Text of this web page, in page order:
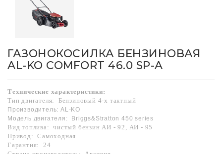
ГАЗОНОКОСИЛКА БЕНЗИНОВАЯ
AL-KO COMFORT 46.0 SP-A
Технические характеристики:
Тип двигателя:
Бензиновый 4-х тактный
Производитель: AL -KO
Модель двигателя:
Briggs& Stratton 450series
Вид топлива:
чистый бензин АИ - 92, АИ - 95
Привод:
Самоходная
Гарантия:
24